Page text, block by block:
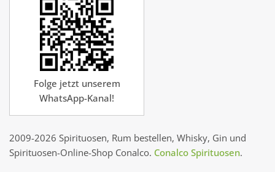
Folge jetzt unserem
WhatsApp-Kanal!
2009-2026 Spirituosen, Rum bestellen, Whisky, Gin und
Spirituosen-Online-Shop Conalco. Conalco Spirituosen.